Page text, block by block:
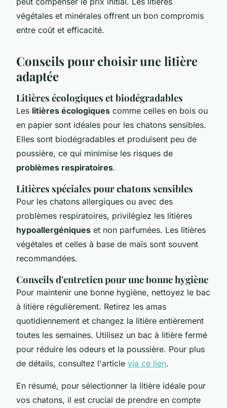
végétales et minérales offrent un bon compromis
entre coût et efficacité.
Conseils pour choisir une litière
adaptée
Litières écologiques et biodégradables
Les litières écologiques comme celles en bois ou
en papier sont idéales pour les chatons sensibles.
Elles sont biodégradables et produisent peu de
poussière, ce qui minimise les risques de
problèmes respiratoires.
Litières spéciales pour chatons sensibles
Pour les chatons allergiques ou avec des
problèmes respiratoires, privilégiez les litières
hypoallergéniques et non parfumées. Les litières
végétales et celles à base de maïs sont souvent
recommandées.
Conseils d'entretien pour une bonne hygiène
Pour maintenir une bonne hygiène, nettoyez le bac
à litière régulièrement. Retirez les amas
quotidiennement et changez la litière entièrement
toutes les semaines. Utilisez un bac à litière fermé
pour réduire les odeurs et la poussière. Pour plus
de détails, consultez l'article via ce lien.
En résumé, pour sélectionner la litière idéale pour
vos chatons, il est crucial de prendre en compte